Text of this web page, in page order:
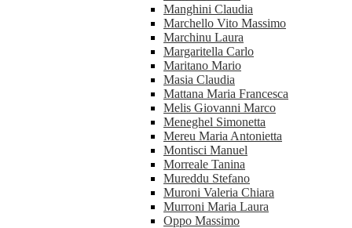
Manghini Claudia
Marchello Vito Massimo
Marchinu Laura
Margaritella Carlo
Maritano Mario
Masia Claudia
Mattana Maria Francesca
Melis Giovanni Marco
Meneghel Simonetta
Mereu Maria Antonietta
Montisci Manuel
Morreale Tanina
Mureddu Stefano
Muroni Valeria Chiara
Murroni Maria Laura
Oppo Massimo